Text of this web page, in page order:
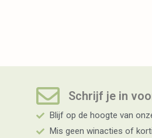
Schrijf je in
Blijf op de hoogte van
Mis geen winacties of